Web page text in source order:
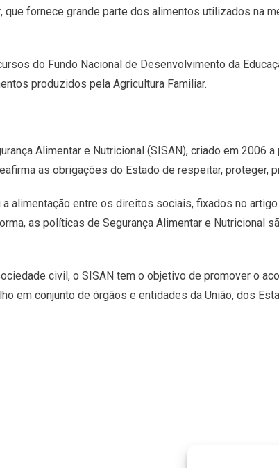
que fornece grande parte dos alimentos utilizados na
do Fundo Nacional de Desenvolvimento da
produzidos pela Agricultura Familiar.
Alimentar e Nutricional (SISAN), criado em 2006
as obrigações do Estado de respeitar, proteger,
alimentação entre os direitos sociais, fixados no
as políticas de Segurança Alimentar e Nutricional
civil, o SISAN tem o objetivo de promover o
em conjunto de órgãos e entidades da União, dos